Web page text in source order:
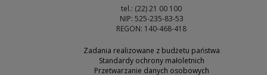
tel.: (22) 21 00 100
NIP: 525-235-83-53
REGON: 140-468-418
Zadania realizowane z budżetu państwa
Standardy ochrony małoletnich
Przetwarzanie danych osobowych